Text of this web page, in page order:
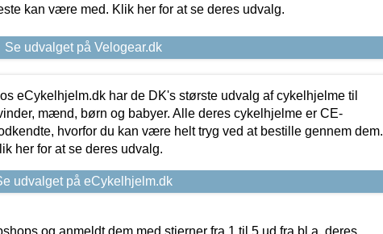
kan være med. Klik her for at se deres udvalg.
Se udvalget på Velogear.dk
eCykelhjelm.dk har de DK's største udvalg af cykelhjelme til
mænd, børn og babyer. Alle deres cykelhjelme er CE-
hvorfor du kan være helt tryg ved at bestille gennem dem.
her for at se deres udvalg.
udvalget på eCykelhjelm.dk